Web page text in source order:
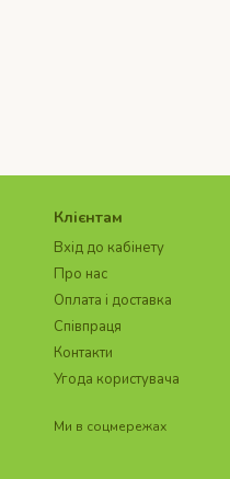
Клієнтам
Вхід до кабінету
Про нас
Оплата і доставка
Співпраця
Контакти
Угода користувача
Ми в соцмережах